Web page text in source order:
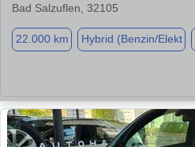
Bad Salzuflen, 32105
22.000 km Hybrid (Benzin/Elekt